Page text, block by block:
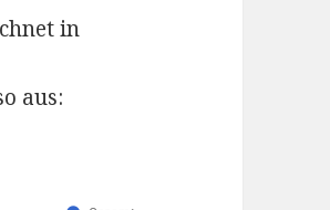
in
aus: